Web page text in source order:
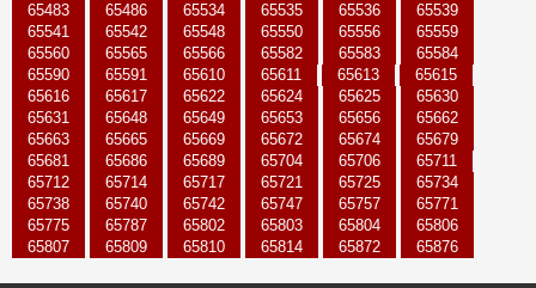
65483
65486 65534 65535 65536
65539
65541
65542 65548 65550 65556
65559
65560
65565 65566 65582 65583
65584
65590
65591 65610 65611 65613
65615
65616
65617 65622 65624 65625
65630
65631
65648 65649 65653 65656
65662
65663
65665 65669 65672 65674
65679
65681
65686 65689 65704 65706
65711
65712
65714 65717 65721 65725
65734
65738
65740 65742 65747 65757
65771
65775
65787 65802 65803 65804
65806
65807
65809 65810 65814 65872 65876